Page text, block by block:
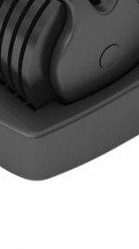
Sport
lưng Tiger Sport
Sport
Sport